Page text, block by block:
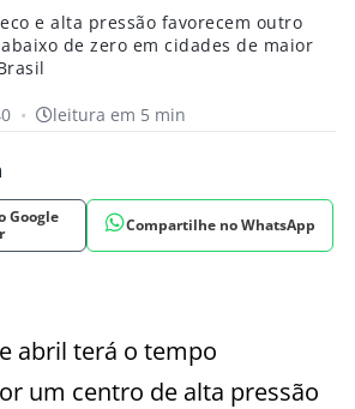
e alta pressão favorecem outro
de zero em cidades de maior
• leitura em 5 min
Google
Compartilhe no WhatsApp
abril terá o tempo
um centro de alta pressão